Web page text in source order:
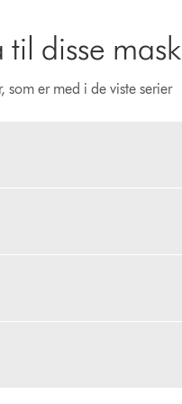
til disse
som er med i de viste serier